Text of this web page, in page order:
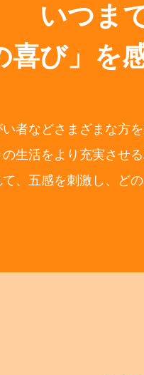
いつま
喜び」を
者などさまざまな方
生活をより充実させ
、五感を刺激し、ど